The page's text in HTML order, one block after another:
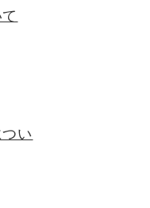
い